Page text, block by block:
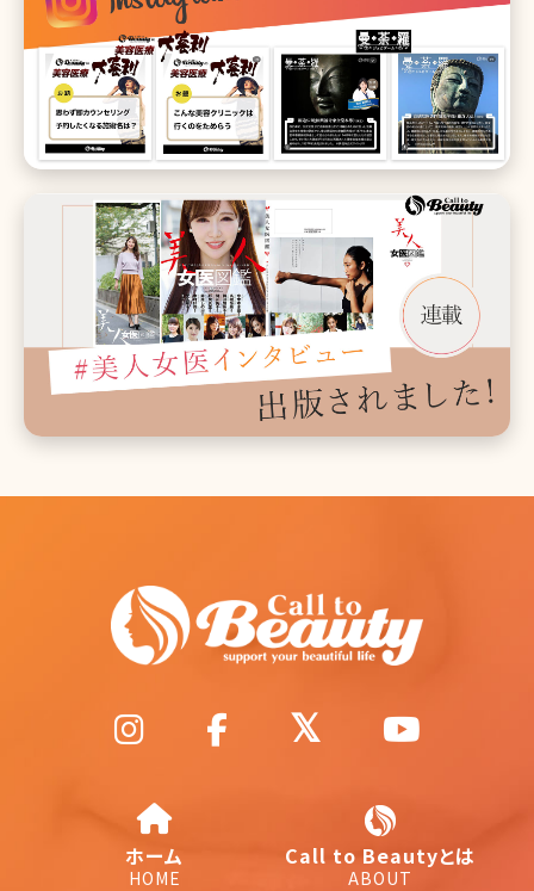
ホーム
HOME
Call to Beautyとは
ABOUT